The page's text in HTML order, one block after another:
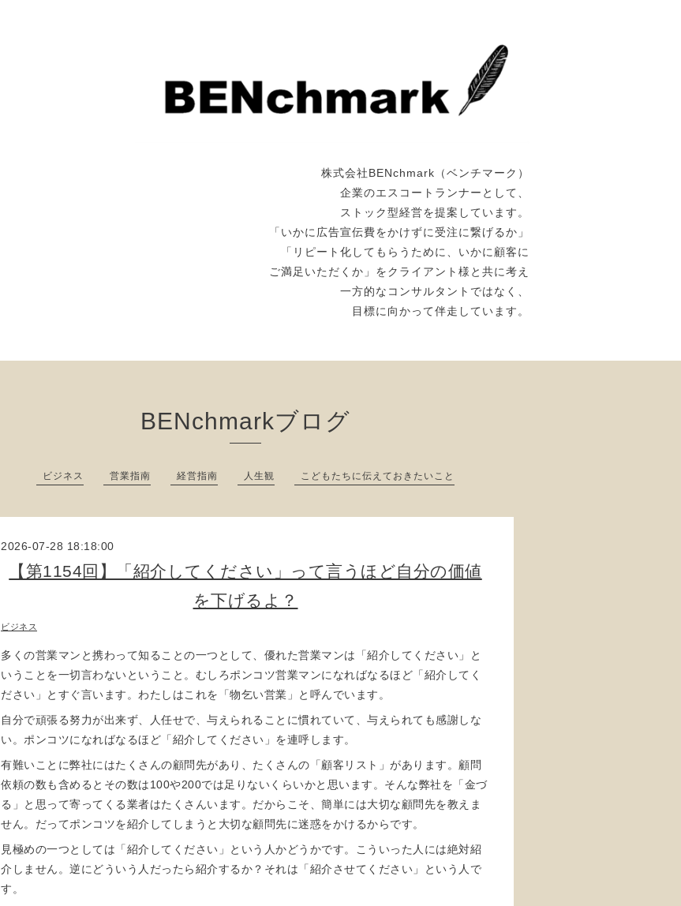
株式会社BENchmark（ベンチマーク）
企業のエスコートランナーとして、
ストック型経営を提案しています。
「いかに広告宣伝費をかけずに受注に繋げるか」
「リピート化してもらうために、いかに顧客に
ご満足いただくか」をクライアント様と共に考え
一方的なコンサルタントではなく、
目標に向かって伴走しています。
BENchmarkブログ
ビジネス 営業指南 経営指南 人生観 こどもたちに伝えておきたいこと
2026-07-28 18:18:00
【第1154回】「紹介してください」って言うほど自分の価値
を下げるよ？
ビジネス
多くの営業マンと携わって知ることの一つとして、優れた営業マンは「紹介してください」と
いうことを一切言わないということ。むしろポンコツ営業マンになればなるほど「紹介してく
ださい」とすぐ言います。わたしはこれを「物乞い営業」と呼んでいます。
自分で頑張る努力が出来ず、人任せで、与えられることに慣れていて、与えられても感謝しな
い。ポンコツになればなるほど「紹介してください」を連呼します。
有難いことに弊社にはたくさんの顧問先があり、たくさんの「顧客リスト」があります。顧問
依頼の数も含めるとその数は100や200では足りないくらいかと思います。そんな弊社を「金づ
る」と思って寄ってくる業者はたくさんいます。だからこそ、簡単には大切な顧問先を教えま
せん。だってポンコツを紹介してしまうと大切な顧問先に迷惑をかけるからです。
見極めの一つとしては「紹介してください」という人かどうかです。こういった人には絶対紹
介しません。逆にどういう人だったら紹介するか？それは「紹介させてください」という人で
す。